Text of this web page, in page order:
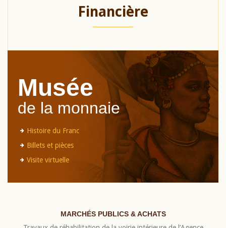
Financière
Musée
de la monnaie
Histoire du Franc
Billets et pièces
Visite virtuelle
MARCHÉS PUBLICS & ACHATS